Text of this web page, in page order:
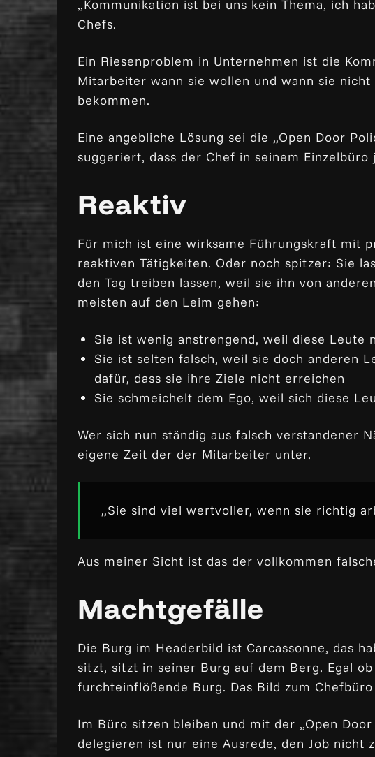
„Kommunikation ist bei uns kein Thema, ich
Chefs.
Ein Riesenproblem in Unternehmen ist die
Mitarbeiter wann sie wollen und wann sie
bekommen.
Eine angebliche Lösung sei die „Open Door
suggeriert, dass der Chef in seinem
Reaktiv
Für mich ist eine wirksame Führungskraft mit
reaktiven Tätigkeiten. Oder noch spitzer: Sie
den Tag treiben lassen, weil sie ihn von
meisten auf den Leim gehen:
Sie ist wenig anstrengend, weil diese Leute
Sie ist selten falsch, weil sie doch anderen
dafür, dass sie ihre Ziele nicht erreichen
Sie schmeichelt dem Ego, weil sich diese
Wer sich nun ständig aus falsch verstandener
eigene Zeit der der Mitarbeiter unter.
„Sie sind viel wertvoller, wenn sie richtig
Aus meiner Sicht ist das der vollkommen
Machtgefälle
Die Burg im Headerbild ist Carcassonne, das
sitzt, sitzt in seiner Burg auf dem Berg. Egal
furchteinflößende Burg. Das Bild zum
Im Büro sitzen bleiben und mit der „Open
delegieren ist nur eine Ausrede, den Job nicht